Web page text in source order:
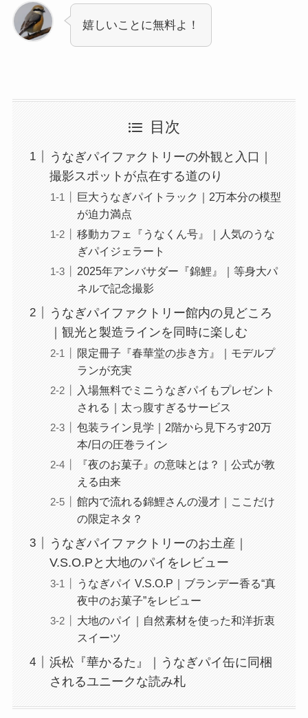
嬉しいことに無料よ！
目次
うなぎパイファクトリーの外観と入口｜
撮影スポットが点在する道のり
巨大うなぎパイトラック｜2万本分の模型
が迫力満点
移動カフェ『うなくん号』｜人気のうな
ぎパイジェラート
2025年アンバサダー『錦鯉』｜等身大パ
ネルで記念撮影
うなぎパイファクトリー館内の見どころ
｜観光と製造ラインを同時に楽しむ
限定冊子『春華堂の歩き方』｜モデルプ
ランが充実
入場無料でミニうなぎパイもプレゼント
される｜太っ腹すぎるサービス
包装ライン見学｜2階から見下ろす20万
本/日の圧巻ライン
『夜のお菓子』の意味とは？｜公式が教
える由来
館内で流れる錦鯉さんの漫才｜ここだけ
の限定ネタ？
うなぎパイファクトリーのお土産｜
V.S.O.Pと大地のパイをレビュー
うなぎパイ V.S.O.P｜ブランデー香る“真
夜中のお菓子”をレビュー
大地のパイ｜自然素材を使った和洋折衷
スイーツ
浜松『華かるた』｜うなぎパイ缶に同梱
されるユニークな読み札